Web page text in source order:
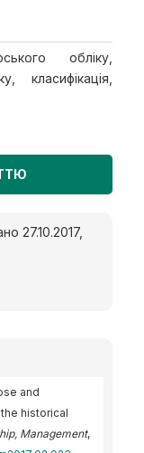
обліку,
класифікація,
27.10.2017,
and
historical
Management,